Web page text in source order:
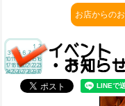
お店からの